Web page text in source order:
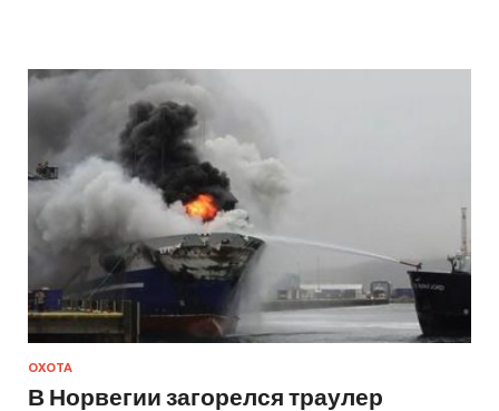
ОХОТА
В Норвегии загорелся траулер